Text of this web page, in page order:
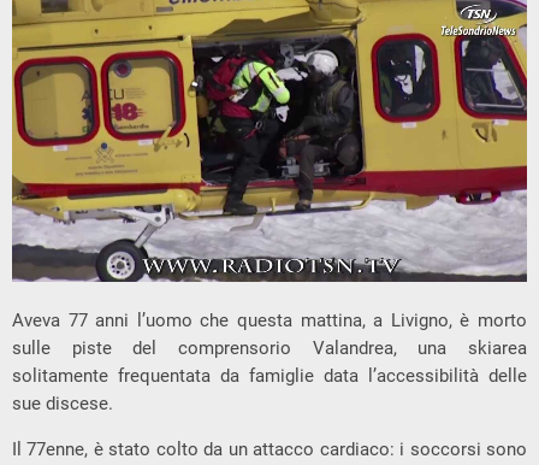
Aveva 77 anni l’uomo che questa mattina, a Livigno, è morto
sulle piste del comprensorio Valandrea, una skiarea
solitamente frequentata da famiglie data l’accessibilità delle
sue discese.
Il 77enne, è stato colto da un attacco cardiaco: i soccorsi sono